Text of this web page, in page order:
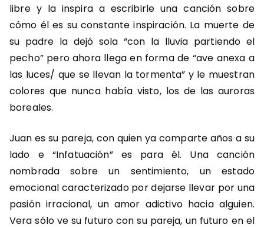
libre y la inspira a escribirle una canción sobre
cómo él es su constante inspiración. La muerte de
su padre la dejó sola “con la lluvia partiendo el
pecho” pero ahora llega en forma de “ave anexa a
las luces/ que se llevan la tormenta” y le muestran
colores que nunca había visto, los de las auroras
boreales.
Juan es su pareja, con quien ya comparte años a su
lado e “Infatuación” es para él. Una canción
nombrada sobre un sentimiento, un estado
emocional caracterizado por dejarse llevar por una
pasión irracional, un amor adictivo hacia alguien.
Vera sólo ve su futuro con su pareja, un futuro en el